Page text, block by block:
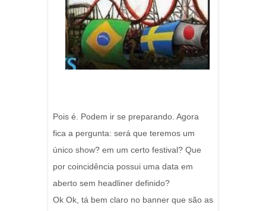
Pois é. Podem ir se preparando. Agora
fica a pergunta: será que teremos um
único show? em um certo festival? Que
por coincidência possui uma data em
aberto sem headliner definido?
Ok Ok, tá bem claro no banner que são as